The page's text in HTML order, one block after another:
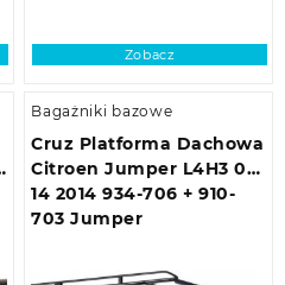
Zobacz
Bagażniki bazowe
Cruz Platforma Dachowa
Citroen Jumper L4H3 06-
14 2014 934-706 + 910-
703 Jumper